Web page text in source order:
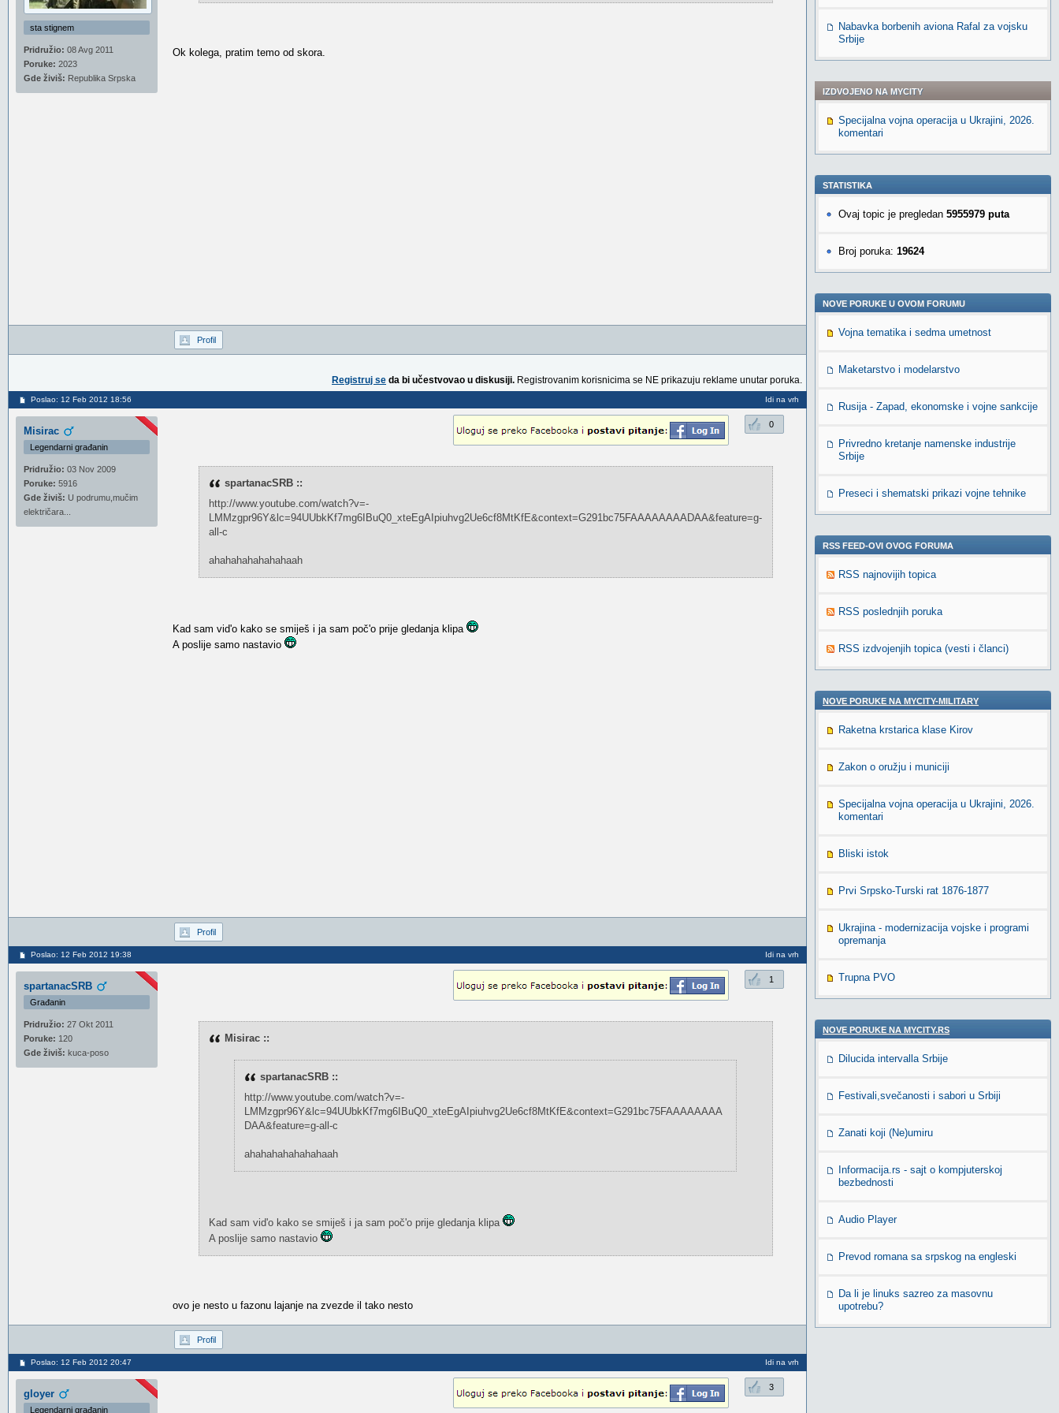
sta stignem
Pridružio: 08 Avg 2011
Poruke: 2023
Gde živiš: Republika Srpska
Ok kolega, pratim temo od skora.
Profil
Registruj se da bi učestvovao u diskusiji. Registrovanim korisnicima se NE prikazuju reklame unutar poruka.
Poslao: 12 Feb 2012 18:56 Idi na vrh
Misirac
Legendarni građanin
Pridružio: 03 Nov 2009
Poruke: 5916
Gde živiš: U podrumu,mučim
električara...
0
spartanacSRB ::
http://www.youtube.com/watch?v=-
LMMzgpr96Y&lc=94UUbkKf7mg6IBuQ0_xteEgAIpiuhvg2Ue6cf8MtKfE&context=G291bc75FAAAAAAAADAA&feature=g-
all-c
ahahahahahahahaah
Kad sam vid'o kako se smiješ i ja sam poč'o prije gledanja klipa
A poslije samo nastavio
Profil
Poslao: 12 Feb 2012 19:38 Idi na vrh
spartanacSRB
Građanin
Pridružio: 27 Okt 2011
Poruke: 120
Gde živiš: kuca-poso
1
Misirac ::
spartanacSRB ::
http://www.youtube.com/watch?v=-
LMMzgpr96Y&lc=94UUbkKf7mg6IBuQ0_xteEgAIpiuhvg2Ue6cf8MtKfE&context=G291bc75FAAAAAAAA
DAA&feature=g-all-c
ahahahahahahahaah
Kad sam vid'o kako se smiješ i ja sam poč'o prije gledanja klipa
A poslije samo nastavio
ovo je nesto u fazonu lajanje na zvezde il tako nesto
Profil
Poslao: 12 Feb 2012 20:47 Idi na vrh
gloyer
Legendarni građanin
3
Nabavka borbenih aviona Rafal za vojsku
Srbije
IZDVOJENO NA MYCITY
Specijalna vojna operacija u Ukrajini, 2026.
komentari
STATISTIKA
Ovaj topic je pregledan 5955979 puta
Broj poruka: 19624
NOVE PORUKE U OVOM FORUMU
Vojna tematika i sedma umetnost
Maketarstvo i modelarstvo
Rusija - Zapad, ekonomske i vojne sankcije
Privredno kretanje namenske industrije
Srbije
Preseci i shematski prikazi vojne tehnike
RSS FEED-OVI OVOG FORUMA
RSS najnovijih topica
RSS poslednjih poruka
RSS izdvojenjih topica (vesti i članci)
NOVE PORUKE NA MYCITY-MILITARY
Raketna krstarica klase Kirov
Zakon o oružju i municiji
Specijalna vojna operacija u Ukrajini, 2026.
komentari
Bliski istok
Prvi Srpsko-Turski rat 1876-1877
Ukrajina - modernizacija vojske i programi
opremanja
Trupna PVO
NOVE PORUKE NA MYCITY.RS
Dilucida intervalla Srbije
Festivali,svečanosti i sabori u Srbiji
Zanati koji (Ne)umiru
Informacija.rs - sajt o kompjuterskoj
bezbednosti
Audio Player
Prevod romana sa srpskog na engleski
Da li je linuks sazreo za masovnu
upotrebu?